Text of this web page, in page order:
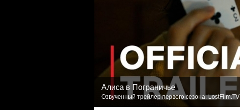
Алиса в Пограничье
Озвученный трейлер первого сезона. LostFilm.TV